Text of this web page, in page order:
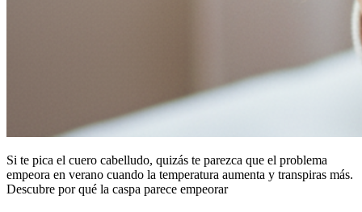
Si te pica el cuero cabelludo, quizás te parezca que el problema
empeora en verano cuando la temperatura aumenta y transpiras más.
Descubre por qué la caspa parece empeorar